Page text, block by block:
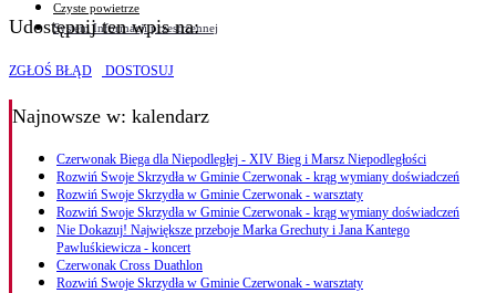
Czyste powietrze
System Informacji przestrzennej
Udostępnij ten wpis na:
ZGŁOŚ BŁĄD DOSTOSUJ
Najnowsze w: kalendarz
Czerwonak Biega dla Niepodległej - XIV Bieg i Marsz Niepodległości
Rozwiń Swoje Skrzydła w Gminie Czerwonak - krąg wymiany doświadczeń
Rozwiń Swoje Skrzydła w Gminie Czerwonak - warsztaty
Rozwiń Swoje Skrzydła w Gminie Czerwonak - krąg wymiany doświadczeń
Nie Dokazuj! Największe przeboje Marka Grechuty i Jana Kantego
Pawluśkiewicza - koncert
Czerwonak Cross Duathlon
Rozwiń Swoje Skrzydła w Gminie Czerwonak - warsztaty